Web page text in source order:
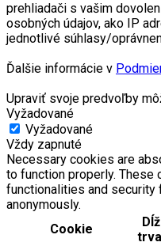
prehliadači s vašim
osobných údajov, ako IP
jednotlivé súhlasy/
Ďalšie informácie v
Upraviť svoje predvoľby
Vyžadované
Vyžadované
Vždy zapnuté
Necessary cookies are
to function properly. These
functionalities and
anonymously.
Cookie